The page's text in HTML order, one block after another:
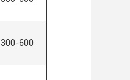
300-600